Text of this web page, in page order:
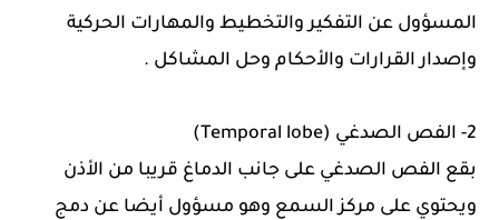
المسؤول عن التفكير والتخطيط والمهارات الحركية
وإصدار القرارات والأحكام وحل المشاكل .
2- الفص الصدغي (
Temporal lobe
)
بقع الفص الصدغي على جانب الدماغ قريبا من الأذن
ويحتوي على مركز السمع وهو مسؤول أيضا عن دمج